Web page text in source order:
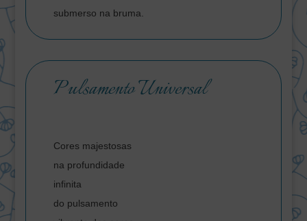
submerso na bruma.
Pulsamento Universal
Cores majestosas
na profundidade
infinita
do pulsamento